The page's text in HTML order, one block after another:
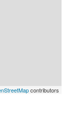
contributors